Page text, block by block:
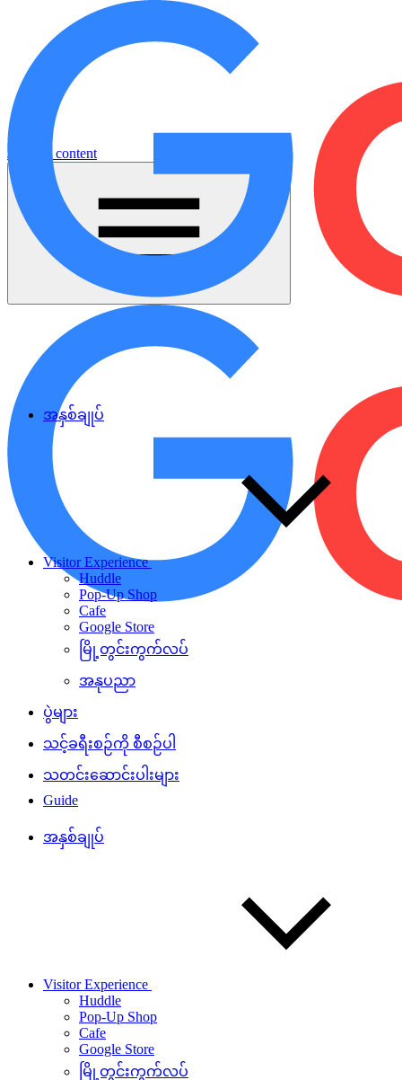
Jump to content
အနှစ်ချုပ်
Visitor Experience
Huddle
Pop-Up Shop
Cafe
Google Store
မြို့တွင်းကွက်လပ်
အနုပညာ
ပွဲများ
သင့်ခရီးစဉ်ကို စီစဉ်ပါ
သတင်းဆောင်းပါးများ
Guide
အနှစ်ချုပ်
Visitor Experience
Huddle
Pop-Up Shop
Cafe
Google Store
မြို့တွင်းကွက်လပ်